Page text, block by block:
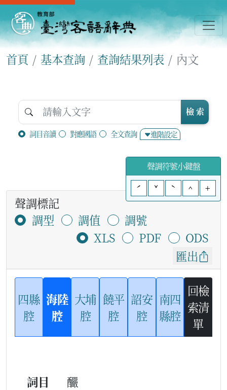
首頁 基本查詢 查詢結果列表 內文
詞目音讀 對應國語 全文查詢 進階設定
檢 索
聲調符號小鍵盤
ˊ
ˇ ˋ ^ +
聲調標記
調型
調值
調號
XLS
PDF
ODS
匯出
四縣
腔
海陸
腔
大埔
腔
饒平
腔
詔安
腔
南四
縣腔
回檢
索清
單
詞目
釅